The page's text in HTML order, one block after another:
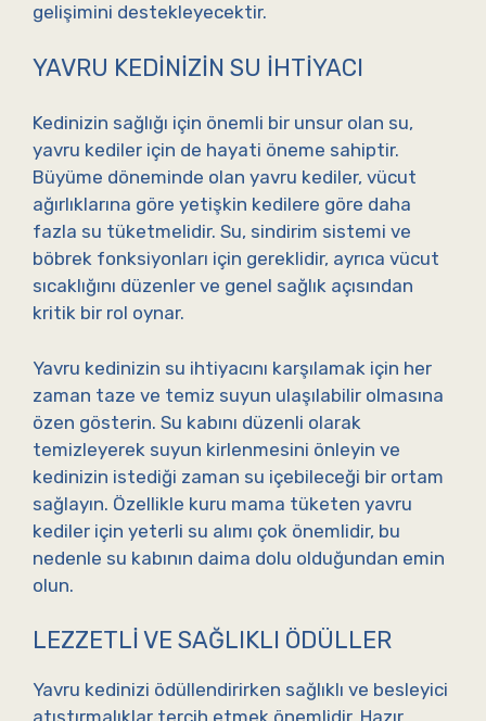
gelişimini destekleyecektir.
YAVRU KEDINIZIN SU İHTIYACI
Kedinizin sağlığı için önemli bir unsur olan su,
yavru kediler için de hayati öneme sahiptir.
Büyüme döneminde olan yavru kediler, vücut
ağırlıklarına göre yetişkin kedilere göre daha
fazla su tüketmelidir. Su, sindirim sistemi ve
böbrek fonksiyonları için gereklidir, ayrıca vücut
sıcaklığını düzenler ve genel sağlık açısından
kritik bir rol oynar.
Yavru kedinizin su ihtiyacını karşılamak için her
zaman taze ve temiz suyun ulaşılabilir olmasına
özen gösterin. Su kabını düzenli olarak
temizleyerek suyun kirlenmesini önleyin ve
kedinizin istediği zaman su içebileceği bir ortam
sağlayın. Özellikle kuru mama tüketen yavru
kediler için yeterli su alımı çok önemlidir, bu
nedenle su kabının daima dolu olduğundan emin
olun.
LEZZETLI VE SAĞLIKLI ÖDÜLLER
Yavru kedinizi ödüllendirirken sağlıklı ve besleyici